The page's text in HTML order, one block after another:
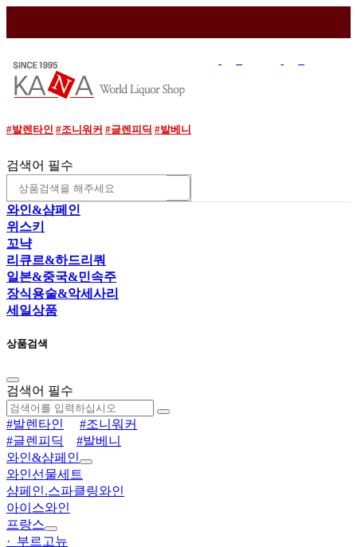
매장소개
#발렌타인 #조니워커 #글렌피딕 #발베니
검색어 필수
와인&샴페인
위스키
꼬냑
리큐르&하드리쿼
일본&중국&민속주
장식용술&악세사리
세일상품
상품검색
검색어 필수
#발렌타인
#조니워커
#글렌피딕
#발베니
와인&샴페인
와인선물세트
샴페인.스파클링와인
아이스와인
프랑스
· 부르고뉴